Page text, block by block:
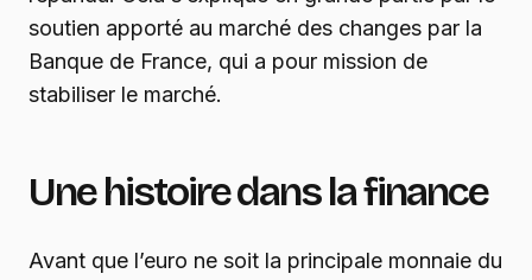
soutien apporté au marché des changes par la
Banque de France, qui a pour mission de
stabiliser le marché.
Une histoire dans la finance
Avant que l’euro ne soit la principale monnaie du